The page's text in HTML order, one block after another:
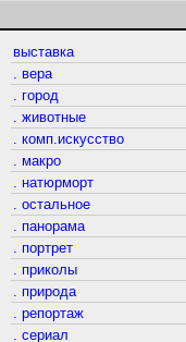
выставка
. вера
. город
. животные
. комп.искусство
. макро
. натюрморт
. остальное
. панорама
. портрет
. приколы
. природа
. репортаж
. сериал